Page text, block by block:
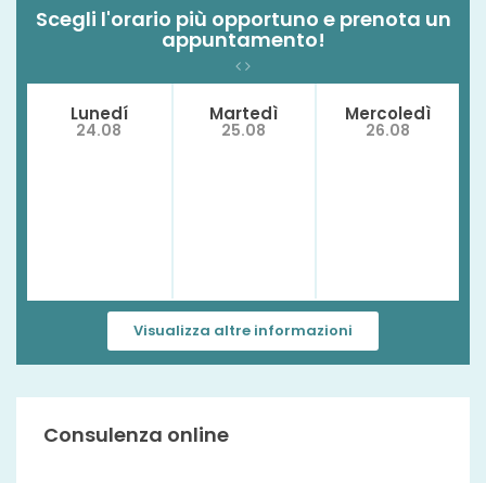
Scegli l'orario più opportuno e prenota un
appuntamento!
Lunedí
24.08
Martedì
25.08
Mercoledì
26.08
Visualizza altre informazioni
Consulenza online